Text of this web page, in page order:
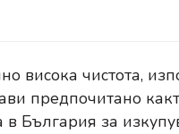
висока чистота,
предпочитано
България за